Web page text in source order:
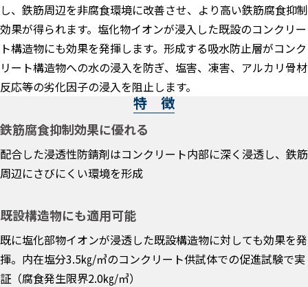
し、鉄筋周辺を非腐食環境に改善させ、より高い鉄筋腐食抑制
効果が得られます。塩化物イオンが浸入した既設のコンクリー
ト構造物にも効果を発揮します。形成する吸水防止層がコンク
リート構造物への水の浸入を防ぎ、塩害、凍害、アルカリ骨材
反応等の劣化因子の浸入を阻止します。
特 徴
鉄筋腐食抑制効果に優れる
配合した浸透性防錆剤はコンクリート内部に深く浸透し、鉄筋
周辺にさびにくい環境を形成
既設構造物にも適用可能
既に塩化部物イオンが浸透した既設構造物に対しても効果を発
揮。内在塩分3.5㎏/㎥のコンクリート供試体での促進試験で実
証（腐食発生限界2.0㎏/㎥）